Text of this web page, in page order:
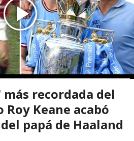
recordada del
Keane acabó
papá de Haaland